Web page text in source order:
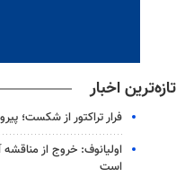
تازه‌ترین اخبار
فرار تراکتور از شکست؛ پیروزی ۲ بر یک مقابل
اولیانوف: خروج از مناقشه
است